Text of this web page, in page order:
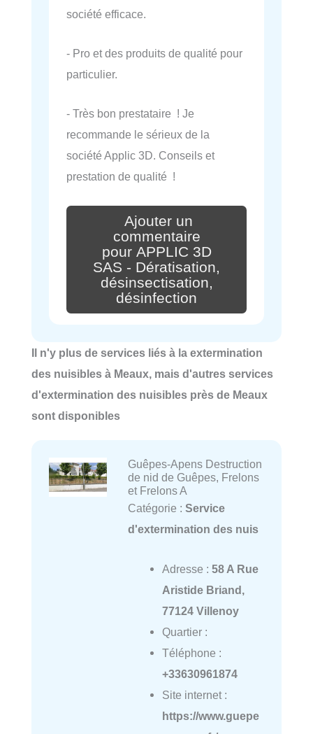
société efficace.
- Pro et des produits de qualité pour
particulier.
- Très bon prestataire ! Je
recommande le sérieux de la
société Applic 3D. Conseils et
prestation de qualité !
Ajouter un
commentaire
pour APPLIC 3D
SAS - Dératisation,
désinsectisation,
désinfection
Il n'y plus de services liés à la extermination
des nuisibles à Meaux, mais d'autres services
d'extermination des nuisibles près de Meaux
sont disponibles
Guêpes-Apens Destruction
de nid de Guêpes, Frelons
et Frelons A
Catégorie : Service
d'extermination des nuis
Adresse : 58 A Rue
Aristide Briand,
77124 Villenoy
Quartier :
Téléphone :
+33630961874
Site internet :
https://www.guepe